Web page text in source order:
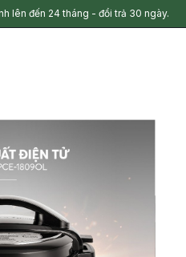
lên đến 24 tháng - đổi trả 30 ngày.